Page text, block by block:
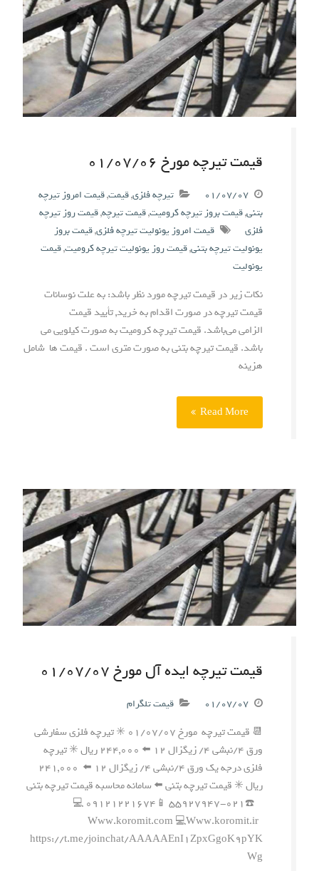
قیمت تیرچه مورخ ۰۱/۰۷/۰۶
۰۱/۰۷/۰۷ تیرچه فلزی,قیمت,قیمت امروز تیرچه
بتنی,قیمت بروز تیرچه کرومیت,قیمت تیرچه,قیمت روز تیرچه
فلزی
قیمت امروز یونولیت تیرچه فلزی,قیمت بروز
یونولیت تیرچه بتنی,قیمت روز یونولیت تیرچه کرومیت,قیمت
یونولیت
نکات زیر در قیمت تیرچه مورد نظر باشد: به علت نوسانات
قیمت تیرچه در صورت اقدام به خرید, تأیید قیمت
الزامی می‌باشد. قیمت تیرچه کرومیت به صورت کیلویی می
باشد. قیمت تیرچه بتنی به صورت متری است . قیمت ها شامل
هزینه
Read More
قیمت تیرچه ایده آل مورخ ۰۱/۰۷/۰۷
۰۱/۰۷/۰۷ قیمت تلگرام
📆 قیمت تیرچه مورخ ۰۱/۰۷/۰۷ ✳️ تیرچه فلزی سفارشی
ورق ۴/نبشی ۴/ زیگزال ۱۲ ⬅️ ۲۴۴,۰۰۰ ریال ✳️ تیرچه
فلزی درجه یک ورق ۴/نبشی ۴/ زیگزال ۱۲ ⬅️ ۲۴۱,۰۰۰
ریال ✳️ قیمت تیرچه بتنی ⬅️ سامانه محاسبه قیمت تیرچه بتنی
☎️۰۲۱-۵۵۹۲۷۹۴۷ 📱۰۹۱۲۱۲۲۱۶۷۴ 💻
Www.koromit.com 💻Www.koromit.ir
https://t.me/joinchat/AAAAAEnI1ZpxGgoK9pYK
Wg